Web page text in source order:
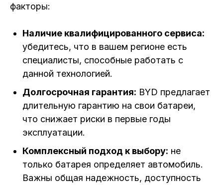
факторы:
Наличие квалифицированного сервиса:
убедитесь, что в вашем регионе есть
специалисты, способные работать с
данной технологией.
Долгосрочная гарантия: BYD предлагает
длительную гарантию на свои батареи,
что снижает риски в первые годы
эксплуатации.
Комплексный подход к выбору: не
только батарея определяет автомобиль.
Важны общая надежность, доступность